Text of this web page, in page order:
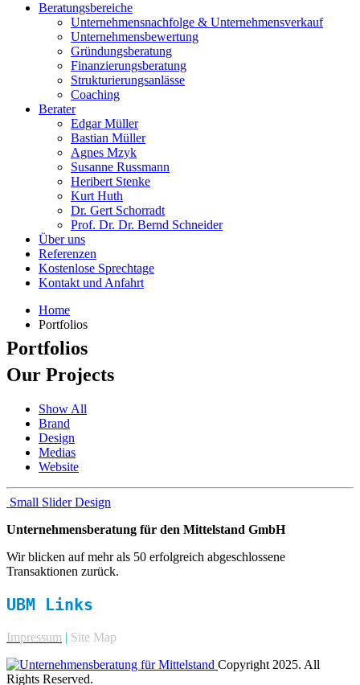
Beratungsbereiche
Unternehmensnachfolge & Unternehmensverkauf
Unternehmensbewertung
Gründungsberatung
Finanzierungsberatung
Strukturierungsanlässe
Coaching
Berater
Edgar Müller
Bastian Müller
Agnes Mzyk
Susanne Russmann
Heribert Stenke
Kurt Huth
Dr. Gert Schorradt
Prof. Dr. Dr. Bernd Schneider
Über uns
Referenzen
Kostenlose Sprechtage
Kontakt und Anfahrt
Home
Portfolios
Portfolios
Our Projects
Show All
Brand
Design
Medias
Website
Small Slider Design
Unternehmensberatung für den Mittelstand GmbH
Wir blicken auf mehr als 50 erfolgreich abgeschlossene
Transaktionen zurück.
UBM Links
Impressum | Site Map
Copyright 2025. All
Rights Reserved.